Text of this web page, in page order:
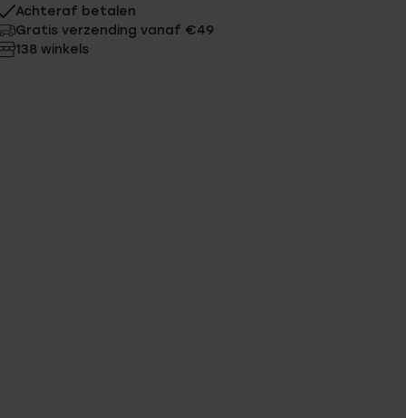
Achteraf betalen
Gratis verzending vanaf €49
138 winkels